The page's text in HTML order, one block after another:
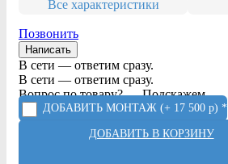
Все характеристики
Позвонить
Написать
В сети — ответим сразу.
В сети — ответим сразу.
Вопрос по товару? — Подскажем.
ДОБАВИТЬ МОНТАЖ (+ 17 500 р) *
ДОБАВИТЬ В КОРЗИНУ